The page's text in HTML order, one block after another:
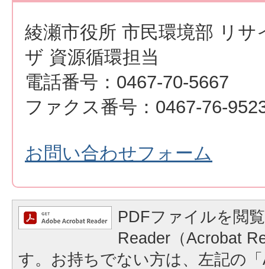
綾瀬市役所 市民環境部 リサ
ザ 資源循環担当
電話番号：0467-70-5667
ファクス番号：0467-76-
お問い合わせフォーム
PDFファイルを閲
Reader（Acrobat
す。お持ちでない方は、左記の